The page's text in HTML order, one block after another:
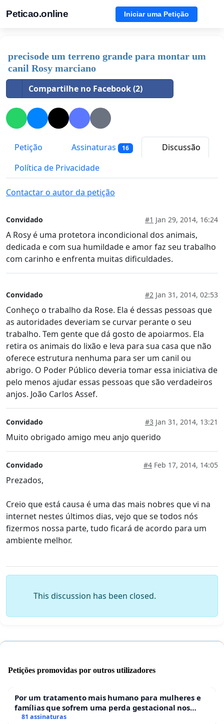
Peticao.online Iniciar uma Petição
precisode um terreno grande para montar um
canil Rosy marciano
Compartilhe no Facebook (2)
Petição Assinaturas 16
Discussão
Política de Privacidade
Contactar o autor da petição
Convidado #1 Jan 29, 2014, 16:24
A Rosy é uma protetora incondicional dos animais,
dedicada e com sua humildade e amor faz seu trabalho
com carinho e enfrenta muitas dificuldades.
Convidado #2 Jan 31, 2014, 02:53
Conheço o trabalho da Rose. Ela é dessas pessoas que
as autoridades deveriam se curvar perante o seu
trabalho. Tem gente que dá gosto de apoiarmos. Ela
retira os animais do lixão e leva para sua casa que não
oferece estrutura nenhuma para ser um canil ou
abrigo. O Poder Público deveria tomar essa iniciativa de
pelo menos ajudar essas pessoas que são verdadeiros
anjos. João Carlos Assef.
Convidado #3 Jan 31, 2014, 13:21
Muito obrigado amigo meu anjo querido
Convidado #4 Feb 17, 2014, 14:05
Prezados,
Creio que está causa é uma das mais nobres que vi na
internet nestes últimos dias, vejo que se todos nós
fizermos nossa parte, tudo ficará de acordo para um
ambiente melhor.
This discussion has been closed.
Petições promovidas por outros utilizadores
Por um tratamento mais humano para mulheres e
famílias que sofrem uma perda gestacional nos
hospitais portugueses
81 assinaturas